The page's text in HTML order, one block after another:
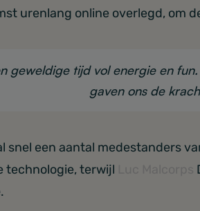
urenlang online overlegd, om
geweldige tijd vol energie en
gaven ons de
snel een aantal medestanders
technologie, terwijl